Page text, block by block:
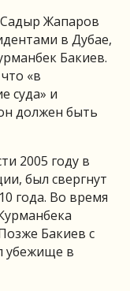
Садыр Жапаров
в Дубае,
Бакиев.
«в
суда» и
должен быть
2005 году в
был свергнут
года. Во время
Бакиев с
убежище в